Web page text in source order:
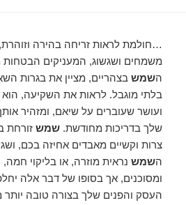
…חולמת לראות זריחה בהירה
משמחים ושגשוג, המעניקים הבטחות
השמש בצהריים, מציין את בגרות
בלתי מוגבל. לראות את השקיעה,
ועושר שעוברים על שיאם, ומזהיר
שלך בדריכות מחודשת.שמש זורחת
צרות וקשיים מאבדים אחיזה בכם,
השמש נראית מוזרה, או בליקוי חמה,
ומסוכנים, אך בסופו של דבר אלה
העסק והפנים שלך בצורה טובה